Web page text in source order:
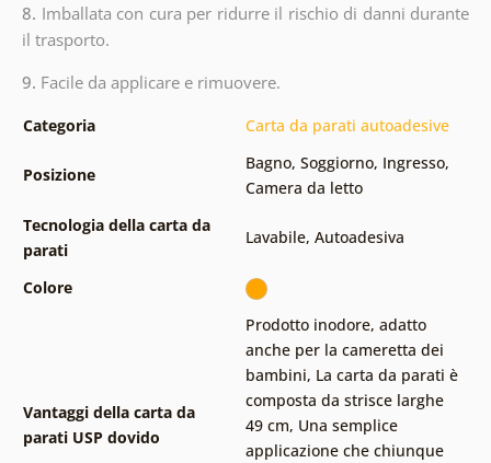
8. Imballata con cura per ridurre il rischio di danni durante
il trasporto.
9. Facile da applicare e rimuovere.
Categoria Carta da parati autoadesive
Posizione
Bagno, Soggiorno, Ingresso,
Camera da letto
Tecnologia della carta da
parati
Lavabile, Autoadesiva
Colore
Vantaggi della carta da
parati USP dovido
Prodotto inodore, adatto
anche per la cameretta dei
bambini, La carta da parati è
composta da strisce larghe
49 cm, Una semplice
applicazione che chiunque